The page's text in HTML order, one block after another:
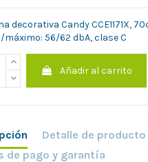
decorativa Candy CCE1171X,
56/62 dbA, clase C
Añadir al carrito
Detalle de producto
de pago y garantía